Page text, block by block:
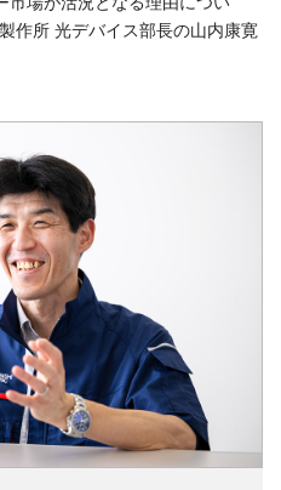
作所 光デバイス部長の山内康寛